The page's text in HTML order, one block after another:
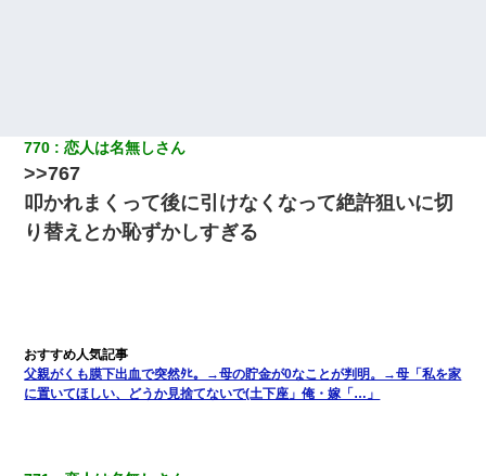
770 恋人は名無しさん
>>767
叩かれまくって後に引けなくなって絶許狙いに切
り替えとか恥ずかしすぎる
父親がくも膜下出血で突然ﾀﾋ。→母の貯金が0なことが判明。→母「私を家
に置いてほしい、どうか見捨てないで(土下座」俺・嫁「…」